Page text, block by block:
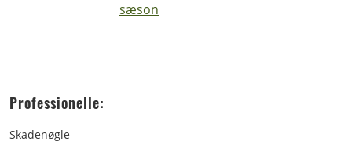
sæson
Professionelle:
Skadenøgle